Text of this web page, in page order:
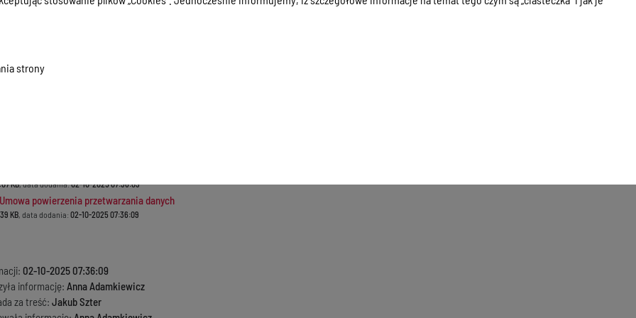
wartości zamówienia
KB
KB, data dodania:02-10-2025 07:36:09
powierzenia przetwarzania danych
KB, data dodania: 02-10-2025 07:36:09
02-10-2025 07:36:09
informację: Anna Adamkiewicz
za treść: Jakub Szter
strony